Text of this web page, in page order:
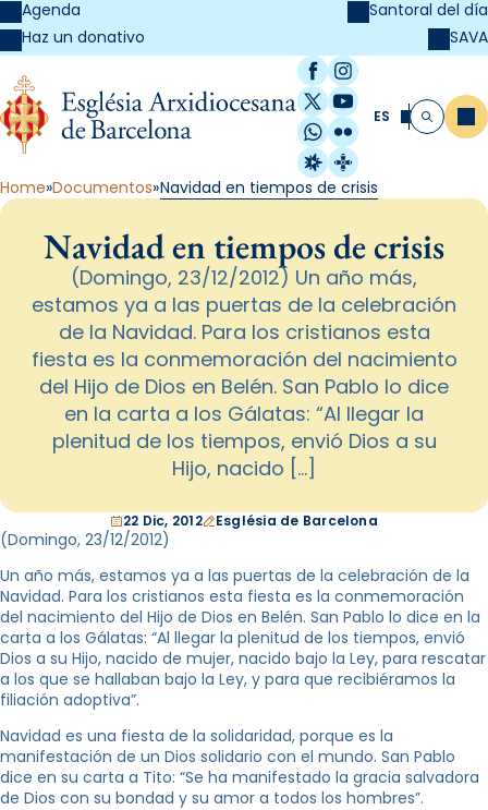
Agenda
Haz un donativo
Santoral del día
SAVA
Facebook
Instagram
X / Twitter
YouTube
WhatsApp
Flickr
Radio Estel
Catalunya
ES Buscar
Home Documentos Navidad en tiempos de crisis
Navidad en tiempos de crisis
(Domingo, 23/12/2012) Un año más,
estamos ya a las puertas de la celebración
de la Navidad. Para los cristianos esta
fiesta es la conmemoración del nacimiento
del Hijo de Dios en Belén. San Pablo lo dice
en la carta a los Gálatas: “Al llegar la
plenitud de los tiempos, envió Dios a su
Hijo, nacido […]
22 Dic, 2012 Església de Barcelona
(Domingo, 23/12/2012)
Un año más, estamos ya a las puertas de la celebración de la
Navidad. Para los cristianos esta fiesta es la conmemoración
del nacimiento del Hijo de Dios en Belén. San Pablo lo dice en la
carta a los Gálatas: “Al llegar la plenitud de los tiempos, envió
Dios a su Hijo, nacido de mujer, nacido bajo la Ley, para rescatar
a los que se hallaban bajo la Ley, y para que recibiéramos la
filiación adoptiva”.
Navidad es una fiesta de la solidaridad, porque es la
manifestación de un Dios solidario con el mundo. San Pablo
dice en su carta a Tito: “Se ha manifestado la gracia salvadora
de Dios con su bondad y su amor a todos los hombres”.